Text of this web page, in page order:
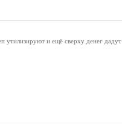
утилизируют и ещё сверху денег дадут